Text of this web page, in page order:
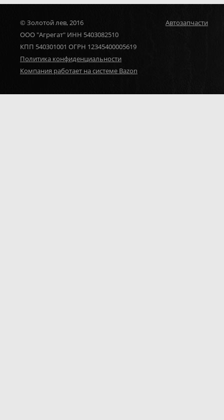
© Золотой лев, 2016
ООО "Агрегат" ИНН 5403082510
КПП 540301001 ОГРН 12345400005619
Политика конфиденциальности
Компания работает на системе Bazon
Автозапчасти